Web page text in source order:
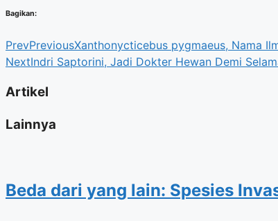
Bagikan:
PrevPreviousXanthonycticebus pygmaeus, Nama
NextIndri Saptorini, Jadi Dokter Hewan Demi
Artikel
Lainnya
Beda dari yang lain: Spesies